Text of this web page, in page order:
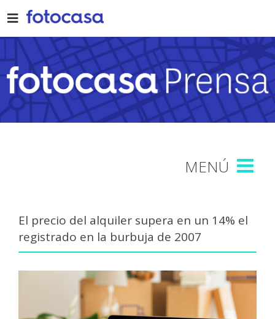
to
content
El precio del alquiler supera en un 14% el
registrado en la burbuja de 2007